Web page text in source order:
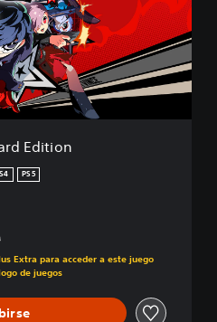
Edition
PS5
precio original de US$59.99
Extra para acceder a este juego
de juegos